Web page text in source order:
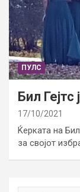
ПУЛС
Бил
17/10/2021
Ќерката на
за својот